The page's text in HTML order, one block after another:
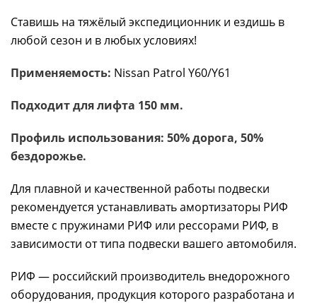
Ставишь на тяжёлый экспедиционник и ездишь в
любой сезон и в любых условиях!
Применяемость: Nissan Patrol Y60/Y61
Подходит для лифта 150 мм.
Профиль использования: 50% дорога, 50%
бездорожье.
Для плавной и качественной работы подвески
рекомендуется устанавливать амортизаторы РИФ
вместе с пружинами РИФ или рессорами РИФ, в
зависимости от типа подвески вашего автомобиля.
РИФ — российский производитель внедорожного
оборудования, продукция которого разработана и